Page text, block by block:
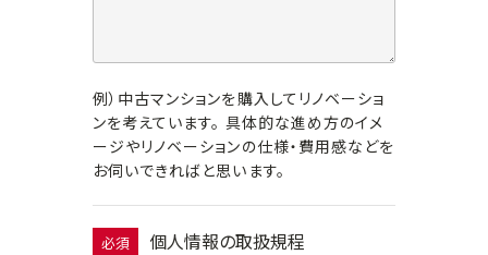
例）中古マンションを購入してリノベーショ
ンを考えています。 具体的な進め方のイメ
ージやリノベーションの仕様・費用感などを
お伺いできればと思います。
必須 個人情報の取扱規程